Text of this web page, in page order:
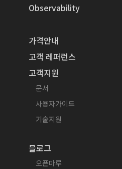
Observability
가격안내
고객 레퍼런스
고객지원
문서
사용자가이드
기술지원
블로그
오픈마루